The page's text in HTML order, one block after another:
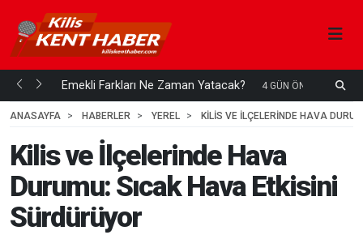
mi... Emekli Farkları Ne Zaman Yatacak? 4 GÜN ÖNCE
ANASAYFA
HABERLER YEREL KILIS VE İLÇELERINDE HAVA
Kilis ve İlçelerinde Hava
Durumu: Sıcak Hava Etkisini
Sürdürüyor